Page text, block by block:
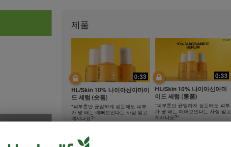
제품
0:33
HL/Skin 10% 나이아신아마이
드 세럼 (숏폼)
"피부톤만 균일하게 정돈해도 피부
가 몇 배는 예뻐보인다는 사실 알고
계시나요?"
0:33
HL/Skin 10% 나이아신아마
이드 세럼 (롱폼)
"피부톤만 균일하게 정돈해도 피부
가 몇 배는 예뻐보인다는 사실 알고
계시나요?"